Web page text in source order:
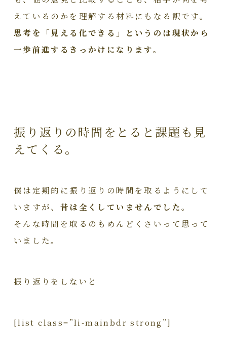
えているのかを理解する材料にもなる訳です。
思考を「見える化できる」というのは現状から
一歩前進するきっかけになります。
振り返りの時間をとると課題も見
えてくる。
僕は定期的に振り返りの時間を取るようにして
いますが、 昔は全くしていませんでした。
そんな時間を取るのもめんどくさいって思って
いました。
振り返りをしないと
[list class=”li-mainbdr strong”]